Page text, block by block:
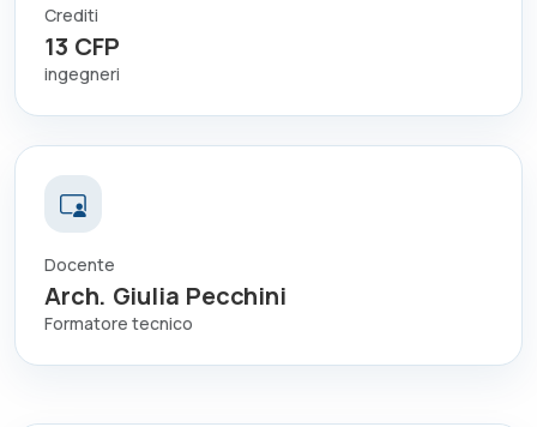
Crediti
13 CFP
ingegneri
Docente
Arch. Giulia Pecchini
Formatore tecnico